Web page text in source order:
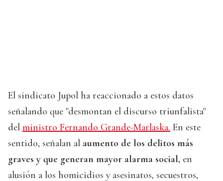
El sindicato Jupol ha reaccionado a estos datos
señalando que "desmontan el discurso triunfalista"
del ministro Fernando Grande-Marlaska. En este
sentido, señalan al aumento de los delitos más
graves y que generan mayor alarma social, en
alusión a los homicidios y asesinatos, secuestros,